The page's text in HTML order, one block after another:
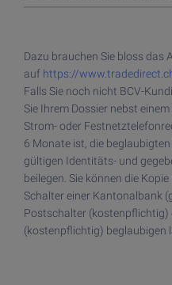
Produkte und
Aktien kaufen
ETF kaufen
In Kryptowährungen
In Gold investieren
Online-Trading-
Über uns
Kunde werden
Kunde werden
Kunde werden >
Dazu brauchen Sie bloss das
auf https://
Falls Sie noch nicht BCV-
Sie Ihrem Dossier nebst
Strom- oder
6 Monate ist, die
gültigen Identitäts- und
beilegen. Sie können die
Schalter einer Kantonalbank
Postschalter (kostenpflichtig)
(kostenpflichtig) beglaubigen